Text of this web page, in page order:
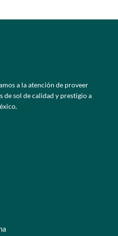
a la atención de proveer
de sol de calidad y prestigio a